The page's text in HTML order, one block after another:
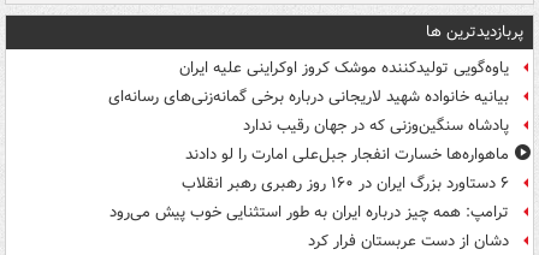
پربازدیدترین ها
یاوه‌گویی تولیدکننده موشک کروز اوکراینی علیه ایران
بیانیه خانواده شهید لاریجانی درباره برخی گمانه‌زنی‌های رسانه‌ای
پادشاه سنگین‌وزنی که در جهان رقیب ندارد
ماهواره‌ها خسارت انفجار جبل‌علی امارت را لو دادند
۶ دستاورد بزرگ ایران در ۱۶۰ روز رهبری رهبر انقلاب
ترامپ: همه چیز درباره ایران به طور استثنایی خوب پیش می‌رود
دشان از دست عربستان فرار کرد